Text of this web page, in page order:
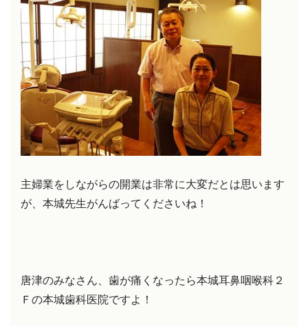
主婦業をしながらの開業は非常に大変だとは思います
が、本城先生がんばってくださいね！
唐津のみなさん、歯が痛くなったら本城耳鼻咽喉科２
Ｆの本城歯科医院ですよ！